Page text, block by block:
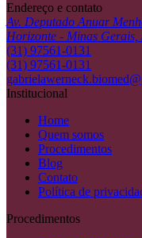
Endereço e contato
Av. Deputado Anuar
Horizonte - Minas Gerais,
(31) 97561-0131
(31) 97561-0131
Institucional
Home
Quem somos
Procedimentos
Blog
Contato
Política de
Procedimentos